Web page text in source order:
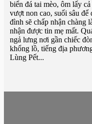
biển đá tai mèo, ôm lấy
vượt non cao, suối sâu
đình sẽ chấp nhận chàng
nhận được tin mẹ mất.
ngả lưng nơi gần chiếc
khổng lồ, tiếng địa
Lùng Pết...